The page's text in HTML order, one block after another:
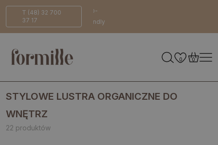
T (48) 32 700
37 17
Bezpieczna
dostawa
0 0
STYLOWE LUSTRA ORGANICZNE DO
WNĘTRZ
22 produktów